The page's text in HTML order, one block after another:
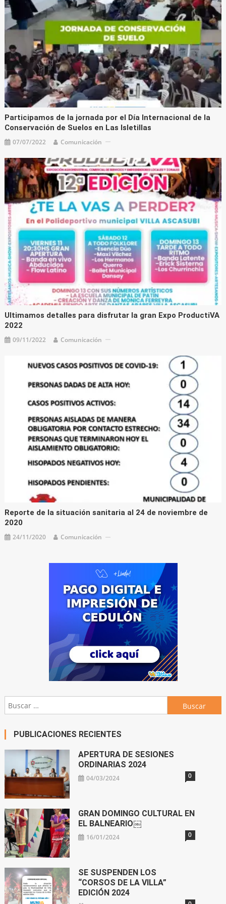
Participamos de la jornada por el Día Internacional de la
Conservación de Suelos en Las Isletillas
07/07/2022 Comunicación
Ultimamos detalles para disfrutar la gran Expo ProductiVA
2022
09/11/2022 Comunicación
Reporte de la situación sanitaria al 24 de noviembre de
2020
24/11/2020 Comunicación
Buscar:
PUBLICACIONES RECIENTES
APERTURA DE SESIONES
ORDINARIAS 2024
04/03/2024 0
GRAN DOMINGO CULTURAL EN
EL BALNEARIO￼
16/01/2024 0
SE SUSPENDEN LOS
“CORSOS DE LA VILLA”
EDICIÓN 2024